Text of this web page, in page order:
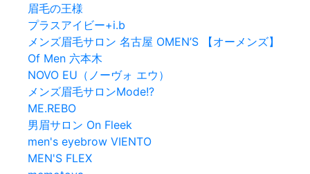
眉毛の王様
プラスアイビー+i.b
メンズ眉毛サロン 名古屋 OMEN’S 【オーメンズ】
Of Men 六本木
NOVO EU（ノーヴォ エウ）
メンズ眉毛サロンMode!?
ME.REBO
男眉サロン On Fleek
men's eyebrow VIENTO
MEN'S FLEX